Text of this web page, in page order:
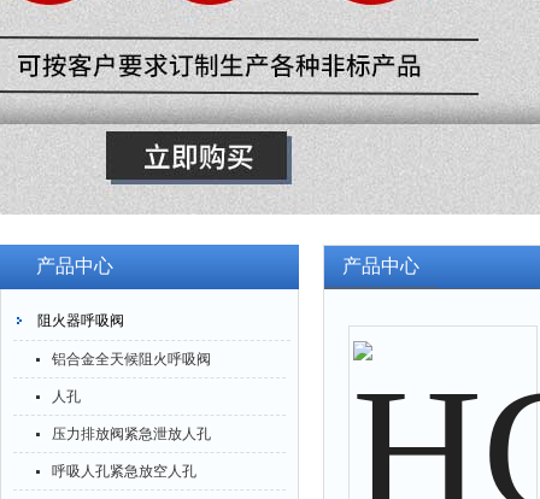
产品中心
阻火器呼吸阀
铝合金全天候阻火呼吸阀
人孔
压力排放阀紧急泄放人孔
呼吸人孔紧急放空人孔
产品中心